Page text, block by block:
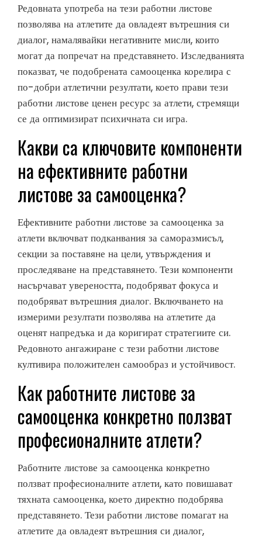
Редовната употреба на тези работни листове
позволява на атлетите да овладеят вътрешния си
диалог, намалявайки негативните мисли, които
могат да попречат на представянето. Изследванията
показват, че подобрената самооценка корелира с
по-добри атлетични резултати, което прави тези
работни листове ценен ресурс за атлети, стремящи
се да оптимизират психичната си игра.
Какви са ключовите компоненти
на ефективните работни
листове за самооценка?
Ефективните работни листове за самооценка за
атлети включват подканвания за саморазмисъл,
секции за поставяне на цели, утвърждения и
проследяване на представянето. Тези компоненти
насърчават увереността, подобряват фокуса и
подобряват вътрешния диалог. Включването на
измерими резултати позволява на атлетите да
оценят напредъка и да коригират стратегиите си.
Редовното ангажиране с тези работни листове
култивира положителен самообраз и устойчивост.
Как работните листове за
самооценка конкретно ползват
професионалните атлети?
Работните листове за самооценка конкретно
ползват професионалните атлети, като повишават
тяхната самооценка, което директно подобрява
представянето. Тези работни листове помагат на
атлетите да овладеят вътрешния си диалог,